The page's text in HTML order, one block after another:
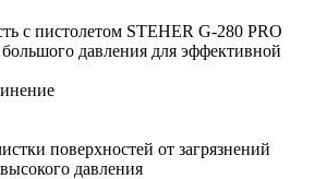
с пистолетом STEHER G-280 PRO
давления для эффективной
поверхностей от загрязнений
давления